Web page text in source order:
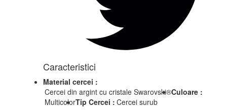
Caracteristici
Material cercei :
Cercei din argint cu cristale Swarovski®Culoare :
MulticolorTip Cercei : Cercei surub